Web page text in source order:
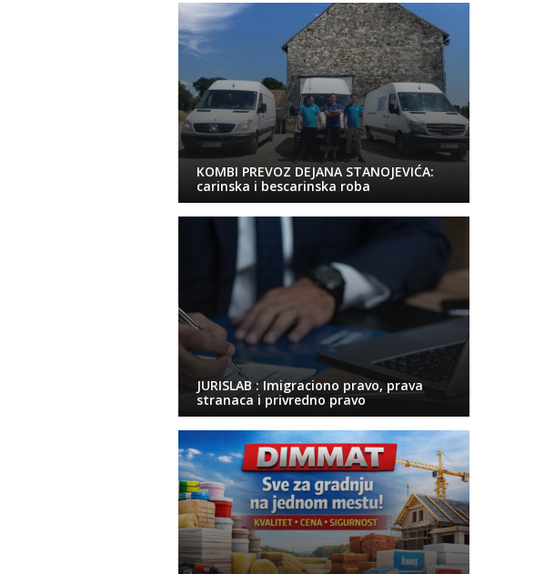
KOMBI PREVOZ DEJANA STANOJEVIĆA:
carinska i bescarinska roba
JURISLAB : Imigraciono pravo, prava
stranaca i privredno pravo